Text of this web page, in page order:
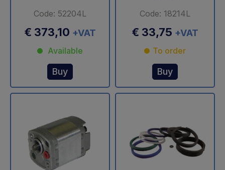
Code: 52204L
€ 373,10 +VAT
Available
Buy
Code: 18214L
€ 33,75 +VAT
To order
Buy